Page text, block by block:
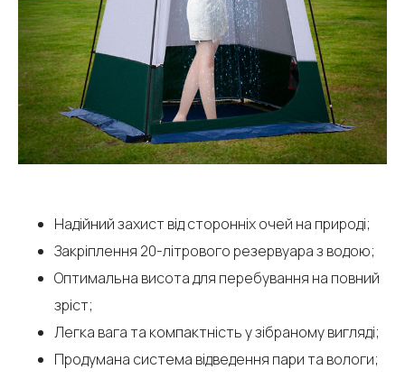
Надійний захист від сторонніх очей на природі;
Закріплення 20-літрового резервуара з водою;
Оптимальна висота для перебування на повний
зріст;
Легка вага та компактність у зібраному вигляді;
Продумана система відведення пари та вологи;